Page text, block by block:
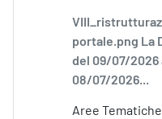
portale.png La
del 09/07/2026
08/07/2026...
Aree